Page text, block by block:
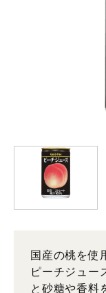
国産の桃を使
ピーチジュー
と砂糖や香料